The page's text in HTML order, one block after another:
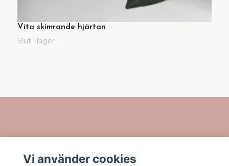
Vita skimrande hjärtan
Slut i lager
Vi använder cookies